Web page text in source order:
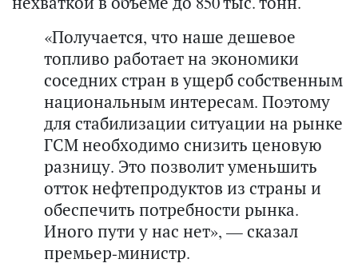
«Получается, что наше дешевое
топливо работает на экономики
соседних стран в ущерб собственным
национальным интересам. Поэтому
для стабилизации ситуации на рынке
ГСМ необходимо снизить ценовую
разницу. Это позволит уменьшить
отток нефтепродуктов из страны и
обеспечить потребности рынка.
Иного пути у нас нет», — сказал
премьер-министр.